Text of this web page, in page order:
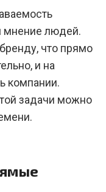
мнение людей.
что прямо
и на
компании.
задачи можно